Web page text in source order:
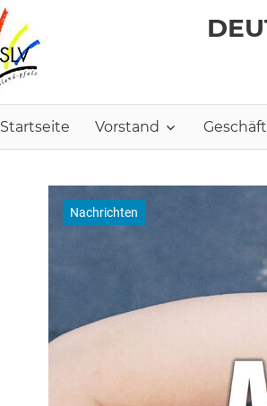
Startseite Vorstand
Nachrichten